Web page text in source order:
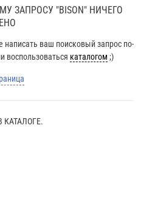
ЗАПРОСУ "BISON" НИЧЕГО
написать ваш поисковый запрос по-
воспользоваться каталогом ;)